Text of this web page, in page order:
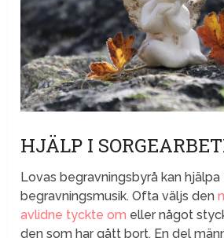
HJÄLP I
Lovas begravningsbyrå kan
begravningsmusik. Ofta väljs den
avlidne tyckte om eller något
den som har gått bort. En del